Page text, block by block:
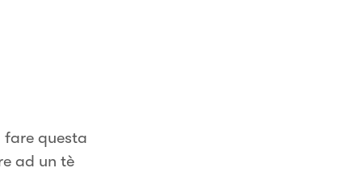
fare questa
ad un tè